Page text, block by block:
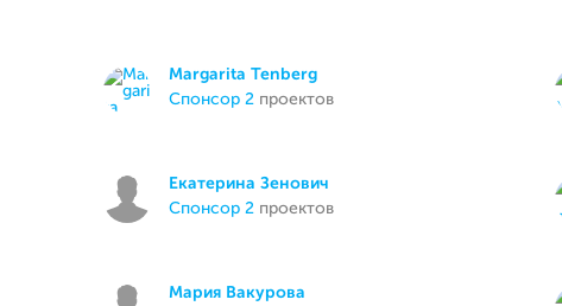
Margarita Tenberg
спонсор 2 проектов
Екатерина Зенович
спонсор 2 проектов
Мария Вакурова